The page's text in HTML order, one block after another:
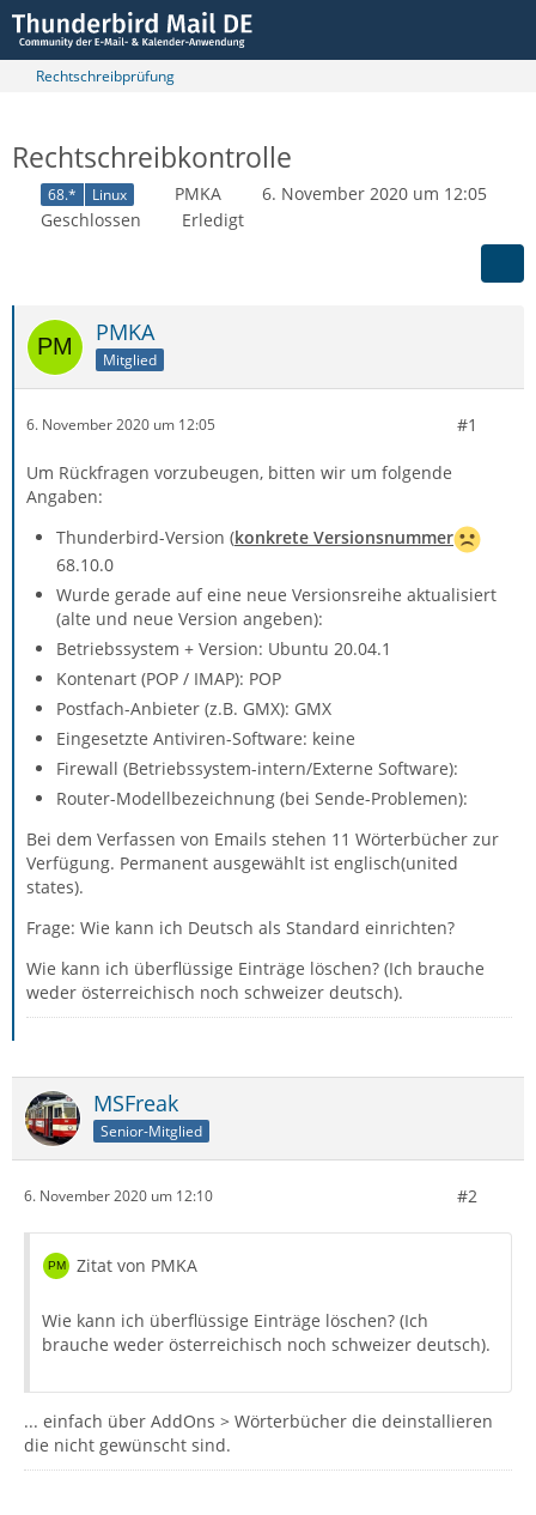
Rechtschreibprüfung
Rechtschreibkontrolle
68.* Linux PMKA
6. November 2020 um 12:05
Geschlossen
Erledigt
PMKA
Mitglied
6. November 2020 um 12:05 #1
Um Rückfragen vorzubeugen, bitten wir um folgende
Angaben:
Thunderbird-Version (konkrete Versionsnummer
68.10.0
Wurde gerade auf eine neue Versionsreihe aktualisiert
(alte und neue Version angeben):
Betriebssystem + Version: Ubuntu 20.04.1
Kontenart (POP / IMAP): POP
Postfach-Anbieter (z.B. GMX): GMX
Eingesetzte Antiviren-Software: keine
Firewall (Betriebssystem-intern/Externe Software):
Router-Modellbezeichnung (bei Sende-Problemen):
Bei dem Verfassen von Emails stehen 11 Wörterbücher zur
Verfügung. Permanent ausgewählt ist englisch(united
states).
Frage: Wie kann ich Deutsch als Standard einrichten?
Wie kann ich überflüssige Einträge löschen? (Ich brauche
weder österreichisch noch schweizer deutsch).
MSFreak
Senior-Mitglied
6. November 2020 um 12:10 #2
Zitat von PMKA
Wie kann ich überflüssige Einträge löschen? (Ich
brauche weder österreichisch noch schweizer deutsch).
... einfach über AddOns > Wörterbücher die deinstallieren
die nicht gewünscht sind.